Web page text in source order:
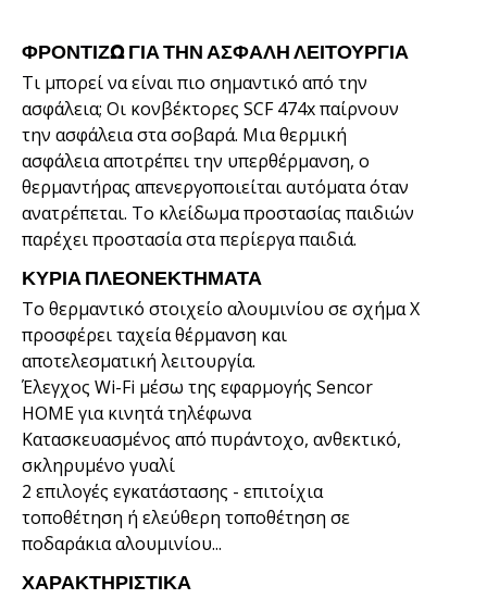
ΦΡΟΝΤΊΖΩ ΓΙΑ ΤΗΝ ΑΣΦΑΛΉ ΛΕΙΤΟΥΡΓΊΑ
Τι μπορεί να είναι πιο σημαντικό από την
ασφάλεια; Οι κονβέκτορες SCF 474x παίρνουν
την ασφάλεια στα σοβαρά. Μια θερμική
ασφάλεια αποτρέπει την υπερθέρμανση, ο
θερμαντήρας απενεργοποιείται αυτόματα όταν
ανατρέπεται. Το κλείδωμα προστασίας παιδιών
παρέχει προστασία στα περίεργα παιδιά.
ΚΎΡΙΑ ΠΛΕΟΝΕΚΤΉΜΑΤΑ
Το θερμαντικό στοιχείο αλουμινίου σε σχήμα X
προσφέρει ταχεία θέρμανση και
αποτελεσματική λειτουργία.
Έλεγχος Wi-Fi μέσω της εφαρμογής Sencor
HOME για κινητά τηλέφωνα
Κατασκευασμένος από πυράντοχο, ανθεκτικό,
σκληρυμένο γυαλί
2 επιλογές εγκατάστασης - επιτοίχια
τοποθέτηση ή ελεύθερη τοποθέτηση σε
ποδαράκια αλουμινίου...
ΧΑΡΑΚΤΗΡΙΣΤΙΚΆ